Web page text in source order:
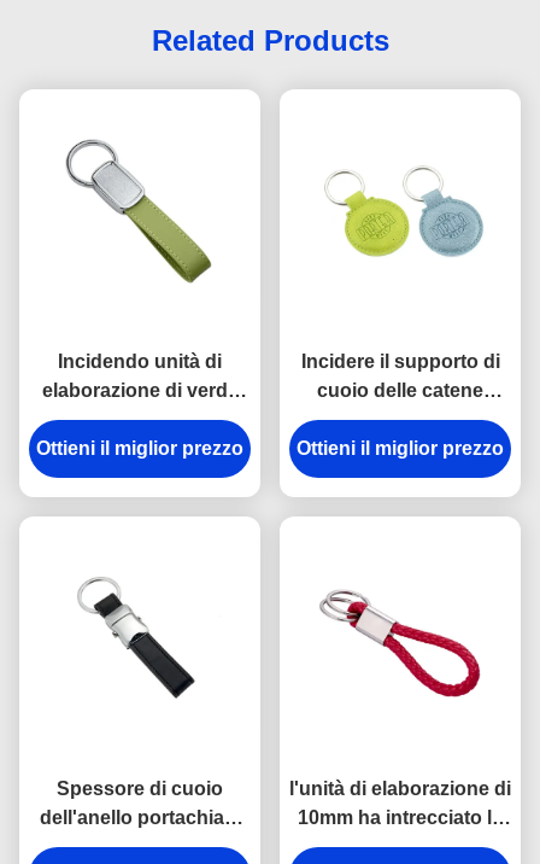
Related Products
Incidendo unità di
elaborazione di verde
del nastro le catene
chiave la di cuoio
attaccano coprire con
Ottieni il miglior prezzo
Incidere il supporto di
cuoio delle catene
chiave dell'unità di
elaborazione di logo
intorno a spessore di
Ottieni il miglior prezzo
Spessore di cuoio
dell'anello portachiavi
9mm di Mini Key Holder
l'unità di elaborazione di
10mm ha intrecciato le
catene chiave di cuoio